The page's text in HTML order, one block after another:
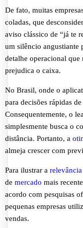
De fato, muitas
coladas, que
aviso clássico de “já te
um silêncio angustiante
detalhe operacional que
prejudica o caixa.
No Brasil, onde o
para decisões rápidas
Consequentemente, o
simplesmente busca o
distância. Portanto, a
almeja crescer com
Para ilustrar a relevância
de mercado mais
acordo com pesquisas
pequenas empresas
vendas.